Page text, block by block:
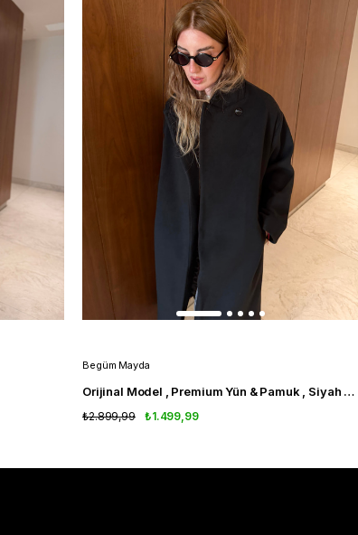
Begüm Mayda
Orijinal Model , Premium Yün & Pamuk , Siyah Kaşe Palto
₺1.499,99
₺2.899,99